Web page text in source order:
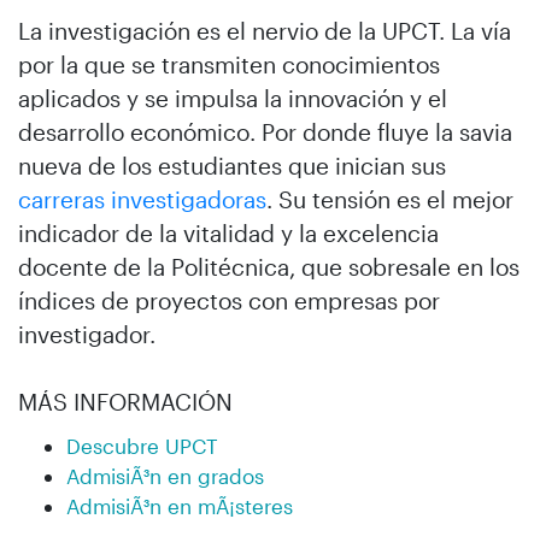
La investigación es el nervio de la UPCT. La vía
por la que se transmiten conocimientos
aplicados y se impulsa la innovación y el
desarrollo económico. Por donde fluye la savia
nueva de los estudiantes que inician sus
carreras investigadoras. Su tensión es el mejor
indicador de la vitalidad y la excelencia
docente de la Politécnica, que sobresale en los
índices de proyectos con empresas por
investigador.
MÁS INFORMACIÓN
Descubre UPCT
AdmisiÃ³n en grados
AdmisiÃ³n en mÃ¡steres